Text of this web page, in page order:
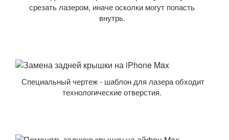
срезать лазером, иначе осколки могут попасть
внутрь.
Специальный чертеж - шаблон для лазера обходит
технологические отверстия.